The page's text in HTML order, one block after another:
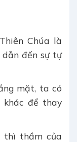
Chúa là
dẫn đến sự tự
mặt, ta có
khác để thay
thì thầm của